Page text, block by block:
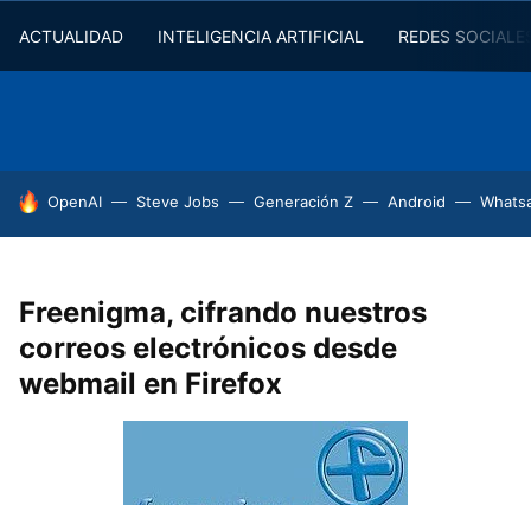
ACTUALIDAD INTELIGENCIA ARTIFICIAL REDES
HOY SE HABLA DE
OpenAI Steve Jobs Generación Z Android
Freenigma, cifrando nuestros
correos electrónicos desde
webmail en Firefox